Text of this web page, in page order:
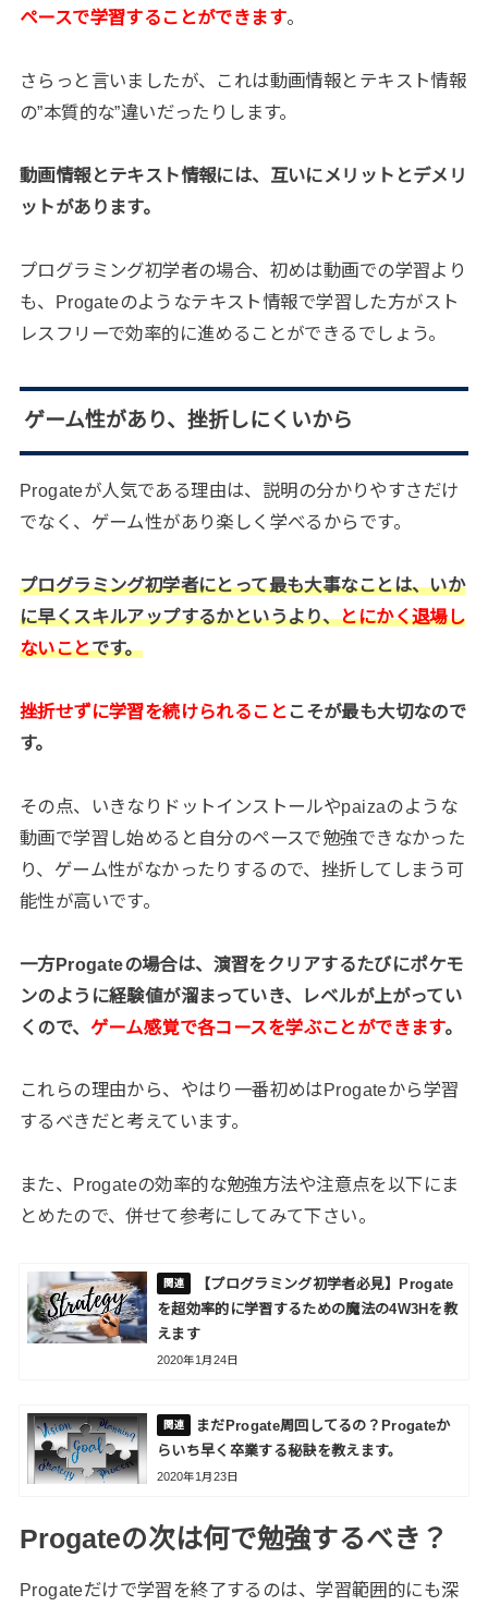
ペースで学習することができます。
さらっと言いましたが、これは動画情報とテキスト情報
の”本質的な”違いだったりします。
動画情報とテキスト情報には、互いにメリットとデメリ
ットがあります。
プログラミング初学者の場合、初めは動画での学習より
も、Progateのようなテキスト情報で学習した方がスト
レスフリーで効率的に進めることができるでしょう。
ゲーム性があり、挫折しにくいから
Progateが人気である理由は、説明の分かりやすさだけ
でなく、ゲーム性があり楽しく学べるからです。
プログラミング初学者にとって最も大事なことは、いか
に早くスキルアップするかというより、とにかく退場し
ないことです。
挫折せずに学習を続けられることこそが最も大切なので
す。
その点、いきなりドットインストールやpaizaのような
動画で学習し始めると自分のペースで勉強できなかった
り、ゲーム性がなかったりするので、挫折してしまう可
能性が高いです。
一方Progateの場合は、演習をクリアするたびにポケモ
ンのように経験値が溜まっていき、レベルが上がってい
くので、 ゲーム感覚で各コースを学ぶことができます。
これらの理由から、やはり一番初めはProgateから学習
するべきだと考えています。
また、Progateの効率的な勉強方法や注意点を以下にま
とめたので、併せて参考にしてみて下さい。
【プログラミング初学者必見】Progate
を超効率的に学習するための魔法の4W3Hを教
えます
2020年1月24日
まだProgate周回してるの？Progateか
らいち早く卒業する秘訣を教えます。
2020年1月23日
Progateの次は何で勉強するべき？
Progateだけで学習を終了するのは、学習範囲的にも深